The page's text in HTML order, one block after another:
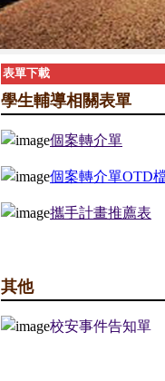
表單下載
學生輔導相關表單
個案轉介單
個案轉介單OTD
攜手計畫推薦表
其他
校安事件告知單